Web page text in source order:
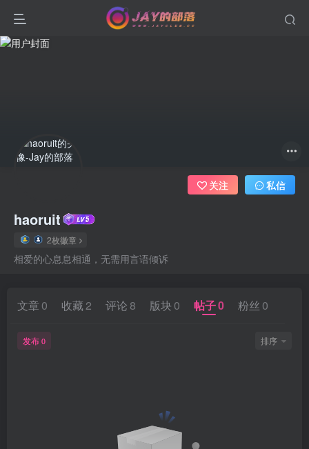
haoruit
2枚徽章
相爱的心息息相通，无需用言语倾诉
关注 私信
文章 0 收藏 2 评论 8 版块 0 帖子0 粉丝 0
发布 0 排序